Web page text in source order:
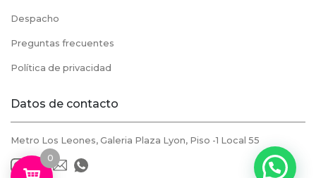
Despacho
Preguntas frecuentes
Política de privacidad
Datos de contacto
Metro Los Leones, Galeria Plaza Lyon, Piso -1 Local 55
0